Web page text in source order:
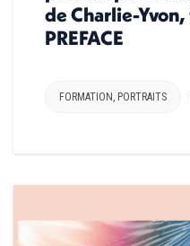
de Charlie-
PREFACE
FORMATION, PORTRAITS